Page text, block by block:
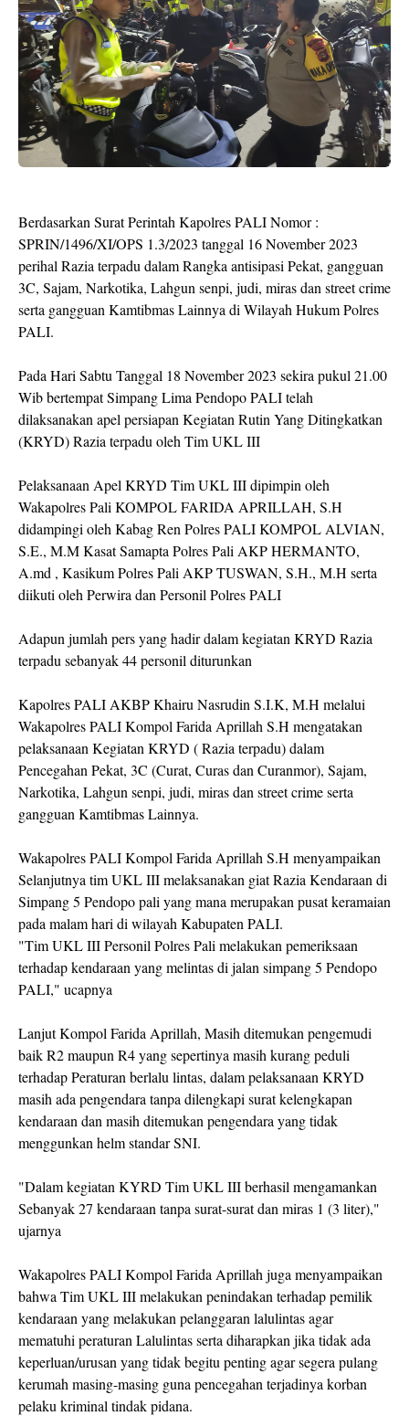
Berdasarkan Surat Perintah Kapolres PALI Nomor :
SPRIN/1496/XI/OPS 1.3/2023 tanggal 16 November 2023
perihal Razia terpadu dalam Rangka antisipasi Pekat, gangguan
3C, Sajam, Narkotika, Lahgun senpi, judi, miras dan street crime
serta gangguan Kamtibmas Lainnya di Wilayah Hukum Polres
PALI.
Pada Hari Sabtu Tanggal 18 November 2023 sekira pukul 21.00
Wib bertempat Simpang Lima Pendopo PALI telah
dilaksanakan apel persiapan Kegiatan Rutin Yang Ditingkatkan
(KRYD) Razia terpadu oleh Tim UKL III
Pelaksanaan Apel KRYD Tim UKL III dipimpin oleh
Wakapolres Pali KOMPOL FARIDA APRILLAH, S.H
didampingi oleh Kabag Ren Polres PALI KOMPOL ALVIAN,
S.E., M.M Kasat Samapta Polres Pali AKP HERMANTO,
A.md , Kasikum Polres Pali AKP TUSWAN, S.H., M.H serta
diikuti oleh Perwira dan Personil Polres PALI
Adapun jumlah pers yang hadir dalam kegiatan KRYD Razia
terpadu sebanyak 44 personil diturunkan
Kapolres PALI AKBP Khairu Nasrudin S.I.K, M.H melalui
Wakapolres PALI Kompol Farida Aprillah S.H mengatakan
pelaksanaan Kegiatan KRYD ( Razia terpadu) dalam
Pencegahan Pekat, 3C (Curat, Curas dan Curanmor), Sajam,
Narkotika, Lahgun senpi, judi, miras dan street crime serta
gangguan Kamtibmas Lainnya.
Wakapolres PALI Kompol Farida Aprillah S.H menyampaikan
Selanjutnya tim UKL III melaksanakan giat Razia Kendaraan di
Simpang 5 Pendopo pali yang mana merupakan pusat keramaian
pada malam hari di wilayah Kabupaten PALI.
"Tim UKL III Personil Polres Pali melakukan pemeriksaan
terhadap kendaraan yang melintas di jalan simpang 5 Pendopo
PALI," ucapnya
Lanjut Kompol Farida Aprillah, Masih ditemukan pengemudi
baik R2 maupun R4 yang sepertinya masih kurang peduli
terhadap Peraturan berlalu lintas, dalam pelaksanaan KRYD
masih ada pengendara tanpa dilengkapi surat kelengkapan
kendaraan dan masih ditemukan pengendara yang tidak
menggunkan helm standar SNI.
"Dalam kegiatan KYRD Tim UKL III berhasil mengamankan
Sebanyak 27 kendaraan tanpa surat-surat dan miras 1 (3 liter),"
ujarnya
Wakapolres PALI Kompol Farida Aprillah juga menyampaikan
bahwa Tim UKL III melakukan penindakan terhadap pemilik
kendaraan yang melakukan pelanggaran lalulintas agar
mematuhi peraturan Lalulintas serta diharapkan jika tidak ada
keperluan/urusan yang tidak begitu penting agar segera pulang
kerumah masing-masing guna pencegahan terjadinya korban
pelaku kriminal tindak pidana.